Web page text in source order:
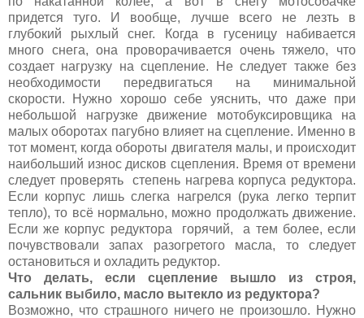
придется туго. И вообще, лучше всего не лезть в
глубокий рыхлый снег. Когда в гусеницу набивается
много снега, она проворачивается очень тяжело, что
создает нагрузку на сцепление. Не следует также без
необходимости передвигаться на минимальной
скорости. Нужно хорошо себе уяснить, что даже при
небольшой нагрузке движение мотобуксировщика на
малых оборотах пагубно влияет на сцепление. Именно в
тот момент, когда обороты двигателя малы, и происходит
наибольший износ дисков сцепления. Время от времени
следует проверять степень нагрева корпуса редуктора.
Если корпус лишь слегка нагрелся (рука легко терпит
тепло), то всё нормально, можно продолжать движение.
Если же корпус редуктора горячий, а тем более, если
почувствовали запах разогретого масла, то следует
остановиться и охладить редуктор.
Что делать, если сцепление вышло из строя,
сальник выбило, масло вытекло из редуктора?
Возможно, что страшного ничего не произошло. Нужно